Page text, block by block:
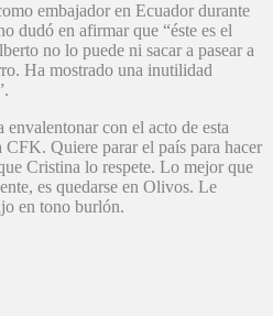
embajador en Ecuador durante
dudó en afirmar que “éste es el
no lo puede ni sacar a pasear a
Ha mostrado una inutilidad
con el acto de esta
CFK. Quiere parar el país para hacer
Cristina lo respete. Lo mejor que
es quedarse en Olivos. Le
en tono burlón.